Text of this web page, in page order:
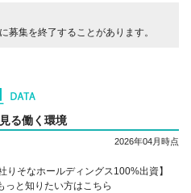
募集を終了することがあります。
る働く環境
2026年04月時点
そなホールディングス100%出資】
っと知りたい方はこちら